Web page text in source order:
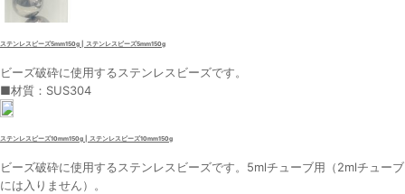
ステンレスビーズ5mm150g | ステンレスビーズ5mm150g
ビーズ破砕に使用するステンレスビーズです。
■材質：SUS304
ステンレスビーズ10mm150g | ステンレスビーズ10mm150g
ビーズ破砕に使用するステンレスビーズです。5mlチューブ用（2mlチューブ
には入りません）。